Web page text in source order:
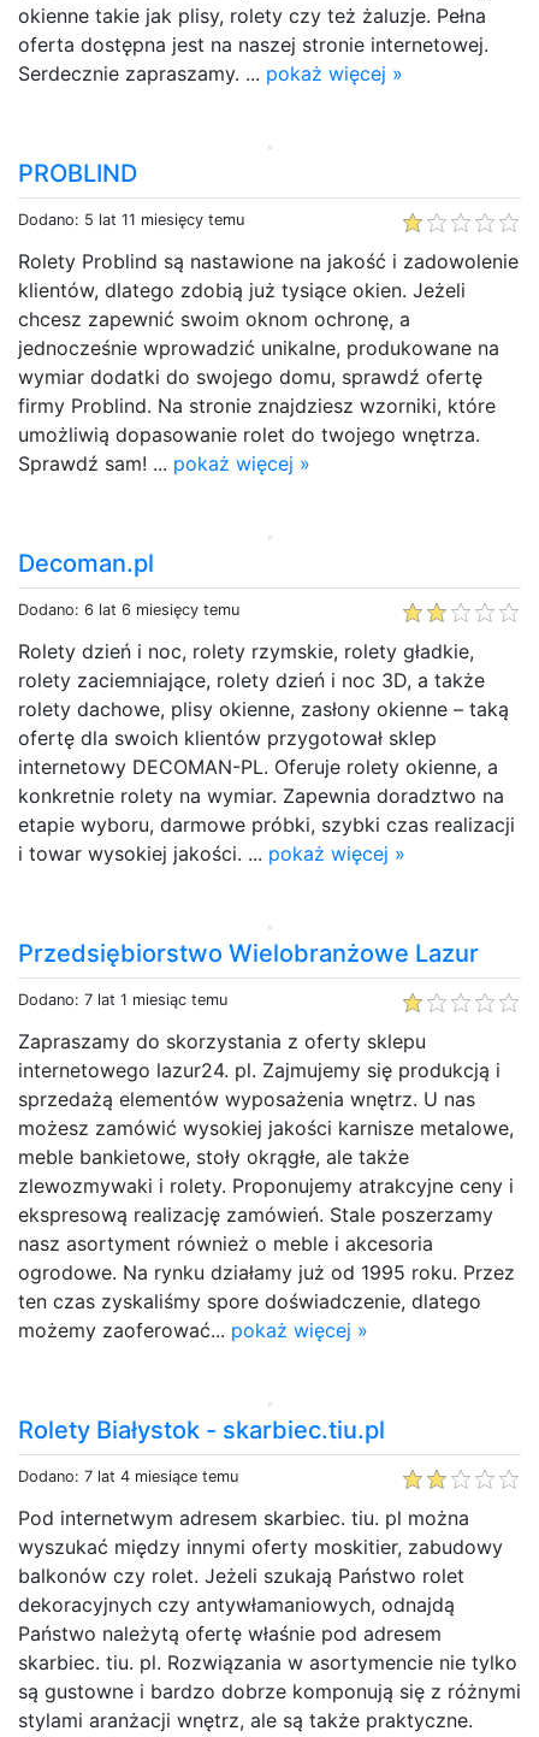
okienne takie jak plisy, rolety czy też żaluzje. Pełna
oferta dostępna jest na naszej stronie internetowej.
Serdecznie zapraszamy. ... pokaż więcej »
PROBLIND
Dodano: 5 lat 11 miesięcy temu
Rolety Problind są nastawione na jakość i zadowolenie
klientów, dlatego zdobią już tysiące okien. Jeżeli
chcesz zapewnić swoim oknom ochronę, a
jednocześnie wprowadzić unikalne, produkowane na
wymiar dodatki do swojego domu, sprawdź ofertę
firmy Problind. Na stronie znajdziesz wzorniki, które
umożliwią dopasowanie rolet do twojego wnętrza.
Sprawdź sam! ... pokaż więcej »
Decoman.pl
Dodano: 6 lat 6 miesięcy temu
Rolety dzień i noc, rolety rzymskie, rolety gładkie,
rolety zaciemniające, rolety dzień i noc 3D, a także
rolety dachowe, plisy okienne, zasłony okienne – taką
ofertę dla swoich klientów przygotował sklep
internetowy DECOMAN-PL. Oferuje rolety okienne, a
konkretnie rolety na wymiar. Zapewnia doradztwo na
etapie wyboru, darmowe próbki, szybki czas realizacji
i towar wysokiej jakości. ... pokaż więcej »
Przedsiębiorstwo Wielobranżowe Lazur
Dodano: 7 lat 1 miesiąc temu
Zapraszamy do skorzystania z oferty sklepu
internetowego lazur24. pl. Zajmujemy się produkcją i
sprzedażą elementów wyposażenia wnętrz. U nas
możesz zamówić wysokiej jakości karnisze metalowe,
meble bankietowe, stoły okrągłe, ale także
zlewozmywaki i rolety. Proponujemy atrakcyjne ceny i
ekspresową realizację zamówień. Stale poszerzamy
nasz asortyment również o meble i akcesoria
ogrodowe. Na rynku działamy już od 1995 roku. Przez
ten czas zyskaliśmy spore doświadczenie, dlatego
możemy zaoferować... pokaż więcej »
Rolety Białystok - skarbiec.tiu.pl
Dodano: 7 lat 4 miesiące temu
Pod internetwym adresem skarbiec. tiu. pl można
wyszukać między innymi oferty moskitier, zabudowy
balkonów czy rolet. Jeżeli szukają Państwo rolet
dekoracyjnych czy antywłamaniowych, odnajdą
Państwo należytą ofertę właśnie pod adresem
skarbiec. tiu. pl. Rozwiązania w asortymencie nie tylko
są gustowne i bardzo dobrze komponują się z różnymi
stylami aranżacji wnętrz, ale są także praktyczne.